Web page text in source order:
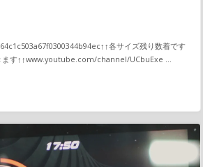
各サイズ残り数着です
ます↑↑www.youtube.com/channel/UCbuExe …